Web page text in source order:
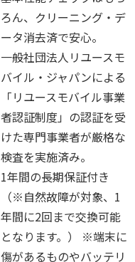
ろん、クリーニング・デ
ータ消去済で安心。
一般社団法人リユースモ
バイル・ジャパンによる
「リユースモバイル事業
者認証制度」の認証を受
けた専門事業者が厳格な
検査を実施済み。
1年間の長期保証付き
（※自然故障が対象、1
年間に2回まで交換可能
となります。） ※端末に
傷があるものやバッテリ